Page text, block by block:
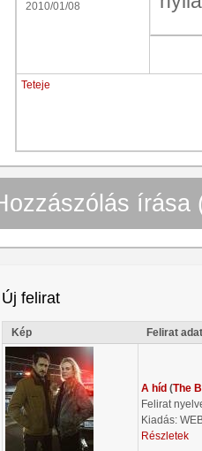
2010/01/08
Teteje
írása
Új felirat
Kép Felirat
A híd (The
Felirat
Kiadás:
Részletek